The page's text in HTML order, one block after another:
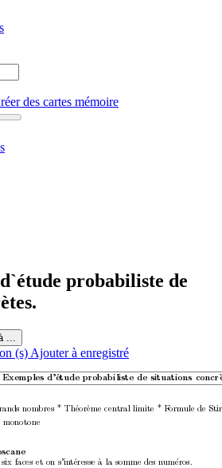
des cartes mémoire
probabiliste de
...
(s) Ajouter à enregistré
d’´
etude probabiliste de situations
nombres * Th´
eor`
eme central limite * Formule de
monotone
six faces et on s’int´
eresse `a la somme des num´eros.